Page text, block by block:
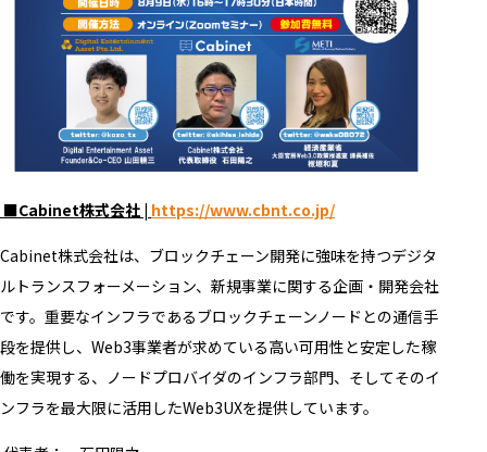
■Cabinet株式会社 | https://www.cbnt.co.jp/
Cabinet株式会社は、ブロックチェーン開発に強味を持つデジタ
ルトランスフォーメーション、新規事業に関する企画・開発会社
です。重要なインフラであるブロックチェーンノードとの通信手
段を提供し、Web3事業者が求めている高い可用性と安定した稼
働を実現する、ノードプロバイダのインフラ部門、そしてそのイ
ンフラを最大限に活用したWeb3UXを提供しています。